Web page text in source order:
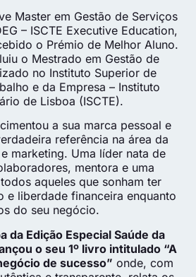
Master em Gestão de Serviços
– ISCTE Executive Education,
o Prémio de Melhor Aluno.
o Mestrado em Gestão de
no Instituto Superior de
e da Empresa – Instituto
de Lisboa (ISCTE).
a sua marca pessoal e
referência na área da
marketing. Uma líder nata de
mentora e uma
aqueles que sonham ter
e liberdade financeira enquanto
do seu negócio.
da Edição Especial Saúde da
o seu 1º livro intitulado “A
de sucesso” onde, com